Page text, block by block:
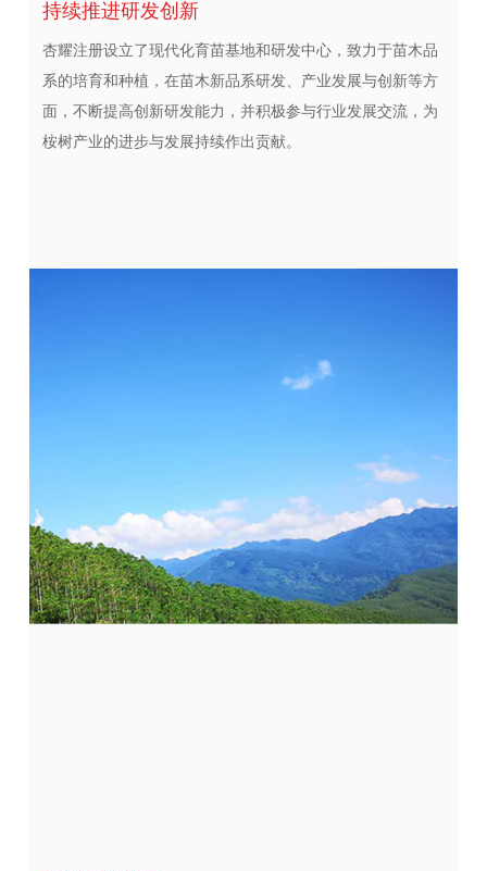
持续推进研发创新
杏耀注册设立了现代化育苗基地和研发中心，致力于苗木品
系的培育和种植，在苗木新品系研发、产业发展与创新等方
面，不断提高创新研发能力，并积极参与行业发展交流，为
桉树产业的进步与发展持续作出贡献。